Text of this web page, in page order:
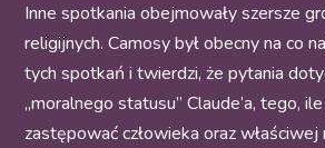
Inne spotkania obejmowały szersze
religijnych. Camosy był obecny na co
tych spotkań i twierdzi, że pytania
„moralnego statusu” Claude’a, tego,
zastępować człowieka oraz